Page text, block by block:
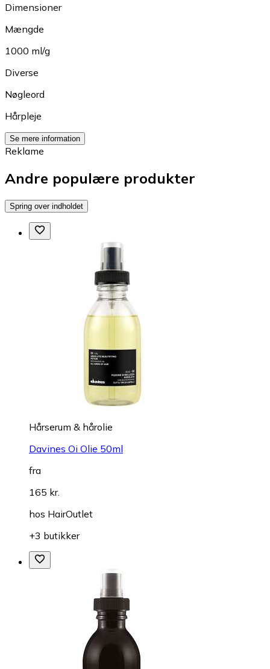
Dimensioner
Mængde
1000 ml/g
Diverse
Nøgleord
Hårpleje
Se mere information
Reklame
Andre populære produkter
Spring over indholdet
Hårserum & hårolie
Davines Oi Olie 50ml
fra
165 kr.
hos HairOutlet
+3 butikker